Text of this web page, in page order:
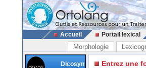
Accueil Portail lexical
Morphologie
Dicosyn
Entrez une